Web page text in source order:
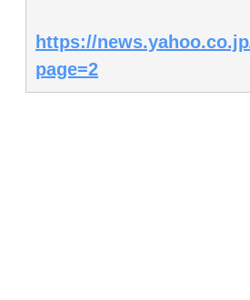
https://
page=2